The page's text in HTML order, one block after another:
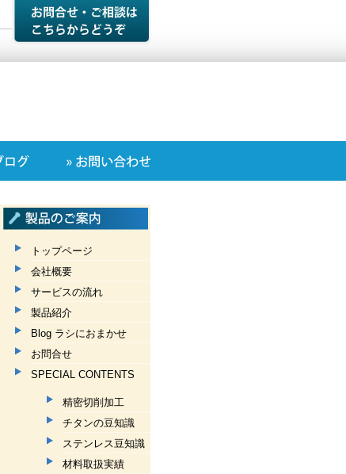
トップページ
会社概要
サービスの流れ
製品紹介
Blog ラシにおまかせ
お問合せ
SPECIAL CONTENTS
精密切削加工
チタンの豆知識
ステンレス豆知識
材料取扱実績